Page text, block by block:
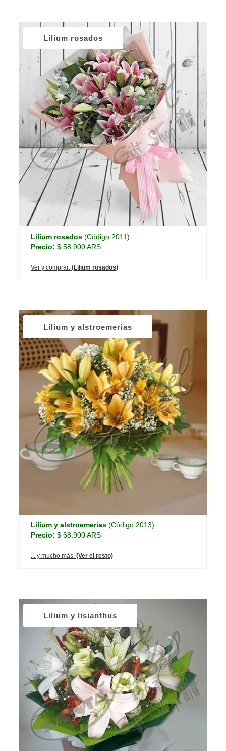
Lilium rosados
Lilium rosados(Código 2011)
Precio: $ 58.900 ARS
Ver y comprar: (Lilium rosados)
Lilium y alstroemerias
Lilium y alstroemerias(Código 2013)
Precio: $ 68.900 ARS
... y mucho más. (Ver el resto)
Lilium y lisianthus